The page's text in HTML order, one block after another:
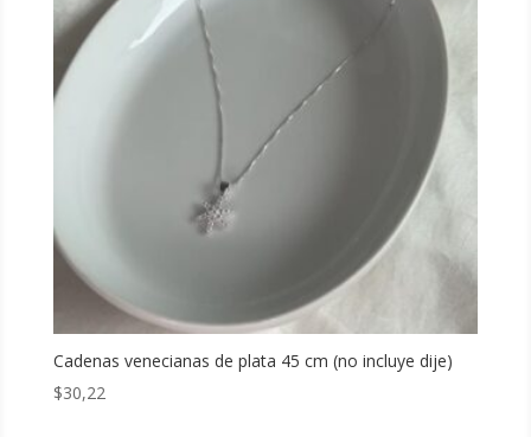
Cadenas venecianas de plata 45 cm (no incluye dije)
$30,22